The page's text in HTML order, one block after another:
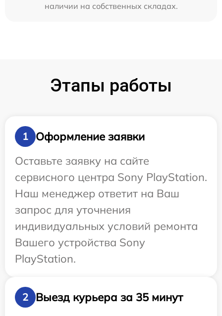
наличии на собственных складах.
Этапы работы
1
Оформление заявки
Оставьте заявку на сайте
сервисного центра Sony PlayStation.
Наш менеджер ответит на Ваш
запрос для уточнения
индивидуальных условий ремонта
Вашего устройства Sony
PlayStation.
2
Выезд курьера за 35 минут